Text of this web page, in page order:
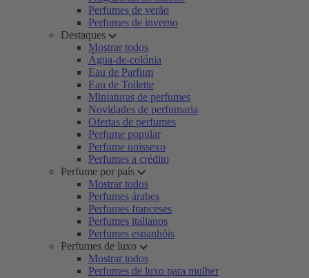
Perfumes de verão
Perfumes de inverno
Destaques
Mostrar todos
Água-de-colónia
Eau de Parfum
Eau de Toilette
Miniaturas de perfumes
Novidades de perfumaria
Ofertas de perfumes
Perfume popular
Perfume unissexo
Perfumes a crédito
Perfume por país
Mostrar todos
Perfumes árabes
Perfumes franceses
Perfumes italianos
Perfumes espanhóis
Perfumes de luxo
Mostrar todos
Perfumes de luxo para mulher